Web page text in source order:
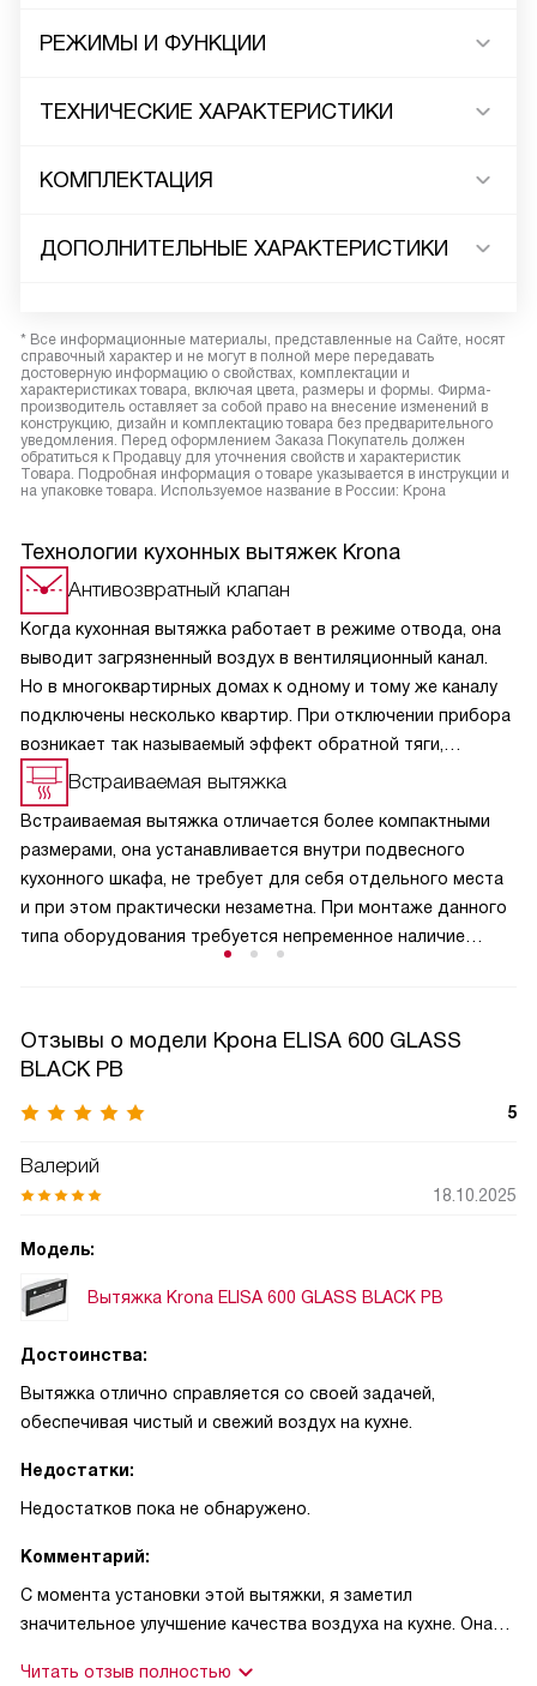
РЕЖИМЫ И ФУНКЦИИ
ТЕХНИЧЕСКИЕ ХАРАКТЕРИСТИКИ
КОМПЛЕКТАЦИЯ
ДОПОЛНИТЕЛЬНЫЕ ХАРАКТЕРИСТИКИ
* Все информационные материалы, представленные на Сайте, носят
справочный характер и не могут в полной мере передавать
достоверную информацию о свойствах, комплектации и
характеристиках товара, включая цвета, размеры и формы. Фирма-
производитель оставляет за собой право на внесение изменений в
конструкцию, дизайн и комплектацию товара без предварительного
уведомления. Перед оформлением Заказа Покупатель должен
обратиться к Продавцу для уточнения свойств и характеристик
Товара. Подробная информация о товаре указывается в инструкции и
на упаковке товара. Используемое название в России: Крона
Технологии кухонных вытяжек Krona
Антивозвратный клапан
Когда кухонная вытяжка работает в режиме отвода, она
выводит загрязненный воздух в вентиляционный канал.
Но в многоквартирных домах к одному и тому же каналу
подключены несколько квартир. При отключении прибора
возникает так называемый эффект обратной тяги,
и в кухню из вентиляции может поступить загрязненный
воздух, отводимый устройствами соседей. Кроме
неприятных запахов, из вентиляционного канала на кухню
может попасть пыль. Эта функция полезна и для частных
домовладений, поскольку не дает попасть в помещение
аллергенной пыльце растений и вредным насекомым.
Встраиваемая вытяжка
Встраиваемая вытяжка отличается более компактными
размерами, она устанавливается внутри подвесного
кухонного шкафа, не требует для себя отдельного места
и при этом практически незаметна. При монтаже данного
типа оборудования требуется непременное наличие
Отзывы о модели Крона ELISA 600 GLASS
BLACK PB
5
Валерий
18.10.2025
Модель:
Вытяжка Krona ELISA 600 GLASS BLACK PB
Достоинства:
Вытяжка отлично справляется со своей задачей,
обеспечивая чистый и свежий воздух на кухне.
Недостатки:
Недостатков пока не обнаружено.
Комментарий:
С момента установки этой вытяжки, я заметил
значительное улучшение качества воздуха на кухне. Она
процесс приготовления пищи более комфортным.
Читать отзыв полностью